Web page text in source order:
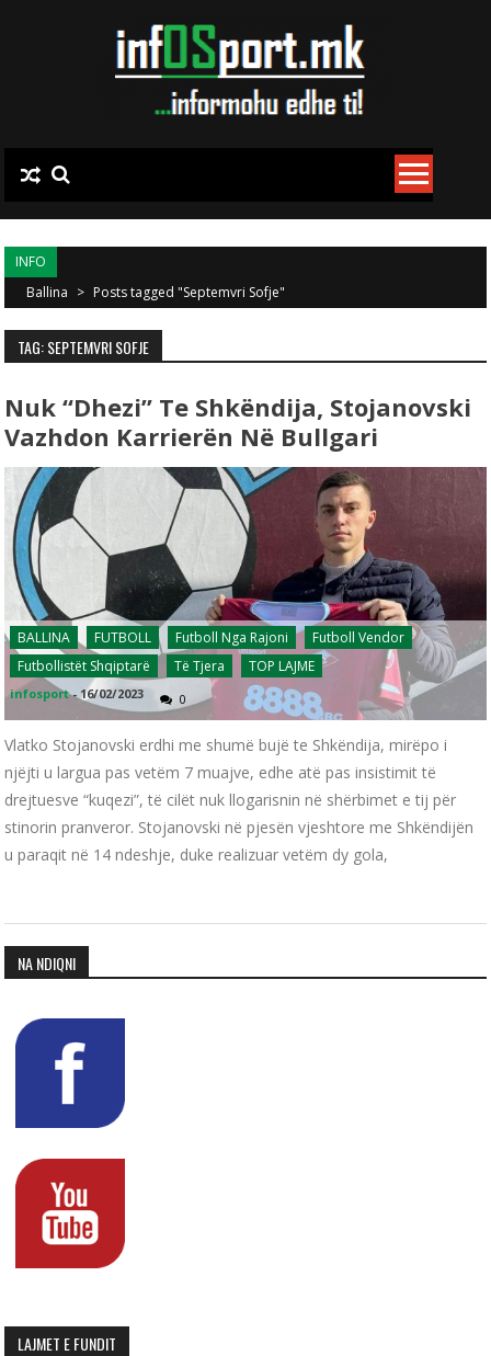
INFO
Ballina > Posts tagged "Septemvri Sofje"
TAG: SEPTEMVRI SOFJE
Nuk “dhezi” Te Shkëndija, Stojanovski
Vazhdon Karrierën Në Bullgari
BALLINA FUTBOLL Futboll Nga Rajoni
Futboll Vendor
Futbollistët Shqiptarë
Të Tjera TOP LAJME
infosport - 16/02/2023 0
Vlatko Stojanovski erdhi me shumë bujë te Shkëndija, mirëpo i
njëjti u largua pas vetëm 7 muajve, edhe atë pas insistimit të
drejtuesve “kuqezi”, të cilët nuk llogarisnin në shërbimet e tij për
stinorin pranveror. Stojanovski në pjesën vjeshtore me Shkëndijën
u paraqit në 14 ndeshje, duke realizuar vetëm dy gola,
NA NDIQNI
LAJMET E FUNDIT